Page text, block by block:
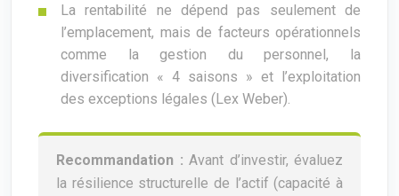
La rentabilité ne dépend pas seulement de
l’emplacement, mais de facteurs opérationnels
comme la gestion du personnel, la
diversification « 4 saisons » et l’exploitation
des exceptions légales (Lex Weber).
Recommandation : Avant d’investir, évaluez
la résilience structurelle de l’actif (capacité à